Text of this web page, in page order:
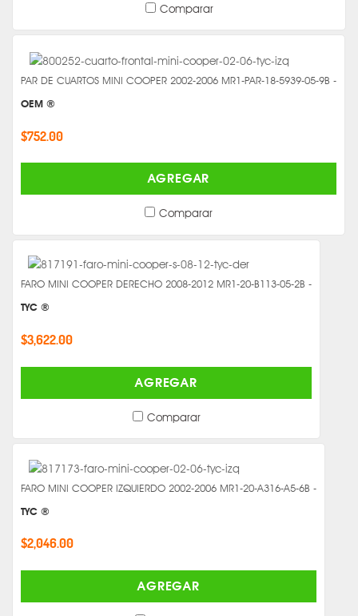
Comparar
PAR DE CUARTOS MINI COOPER 2002-2006 MR1-PAR-18-5939-05-9B -
OEM ®
$752.00
AGREGAR
Comparar
FARO MINI COOPER DERECHO 2008-2012 MR1-20-B113-05-2B -
TYC ®
$3,622.00
AGREGAR
Comparar
FARO MINI COOPER IZQUIERDO 2002-2006 MR1-20-A316-A5-6B -
TYC ®
$2,046.00
AGREGAR